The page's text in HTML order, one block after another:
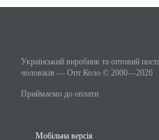
Український виробник та оптовий
чоловіків — Опт Коло © 2000—2026
Приймаємо до оплати
Мобільна версія